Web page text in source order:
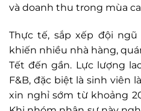
và doanh thu trong mùa
Thực tế, sắp xếp đội
khiến nhiều nhà hàng,
Tết đến gần. Lực lượng
F&B, đặc biệt là sinh viên
xin nghỉ sớm từ khoảng